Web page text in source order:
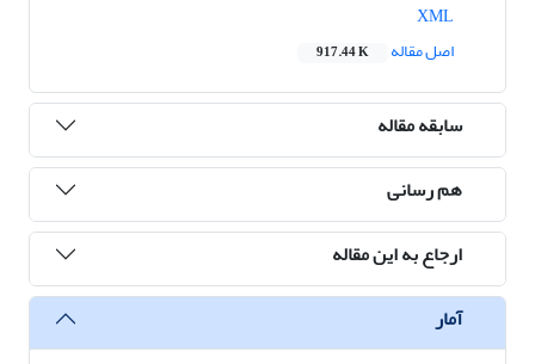
اصل مقاله
917.44 K
سابقه مقاله
هم رسانی
ارجاع به این مقاله
آمار